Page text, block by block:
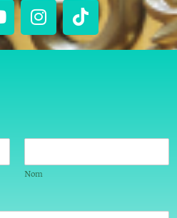
Nom